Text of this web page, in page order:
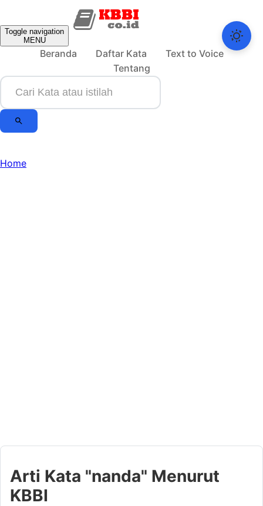
Toggle navigation
MENU
Beranda Daftar Kata
Text to Voice
Tentang
Home
Arti Kata "nanda" Menurut
KBBI